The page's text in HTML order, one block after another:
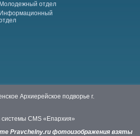
Молодежный отдел
Информационный
Архиерейское подворье г.
системы CMS «Епархия»
Pravchelny.ru фотоизображения взяты